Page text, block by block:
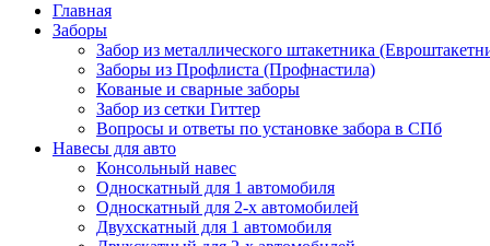
Главная
Заборы
Забор из металлического штакетника
Заборы из Профлиста (Профнастила)
Кованые и сварные заборы
Забор из сетки Гиттер
Вопросы и ответы по установке забора в СПб
Навесы для авто
Консольный навес
Односкатный для 1 автомобиля
Односкатный для 2-х автомобилей
Двухскатный для 1 автомобиля